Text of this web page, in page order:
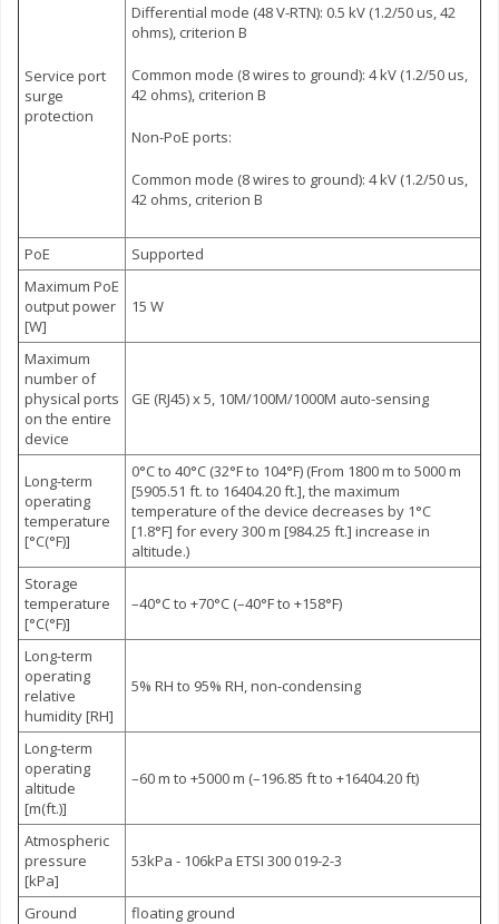
Service port
surge
protection
Differential mode (48 V-RTN): 0.5 kV (1.2/50 us, 42
ohms), criterion B
Common mode (8 wires to ground): 4 kV (1.2/50 us,
42 ohms), criterion B
Non-PoE ports:
Common mode (8 wires to ground): 4 kV (1.2/50 us,
42 ohms, criterion B
PoE
Supported
Maximum PoE
output power
[W]
15 W
Maximum
number of
physical ports
on the entire
device
GE (RJ45) x 5, 10M/100M/1000M auto-sensing
Long-term
operating
temperature
[°C(°F)]
0°C to 40°C (32°F to 104°F) (From 1800 m to 5000 m
[5905.51 ft. to 16404.20 ft.], the maximum
temperature of the device decreases by 1°C
[1.8°F] for every 300 m [984.25 ft.] increase in
altitude.)
Storage
temperature
[°C(°F)]
–40°C to +70°C (–40°F to +158°F)
Long-term
operating
relative
humidity [RH]
5% RH to 95% RH, non-condensing
Long-term
operating
altitude
[m(ft.)]
–60 m to +5000 m (–196.85 ft to +16404.20 ft)
Atmospheric
pressure
[kPa]
53kPa - 106kPa ETSI 300 019-2-3
Ground floating ground